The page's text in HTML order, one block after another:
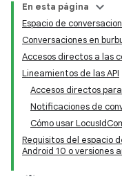
En esta página
Espacio de
Conversaciones en
Accesos directos a las
Lineamientos de las API
Accesos directos
Notificaciones de
Cómo usar
Requisitos del espacio
Android 10 o versiones